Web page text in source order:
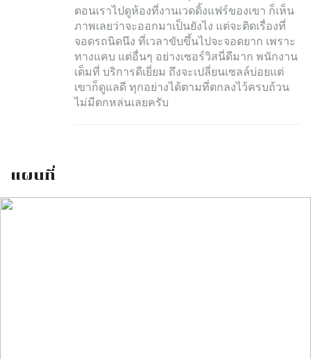
ตอนเราไปดูห้องที่งานเวดดิ้งแฟร์ของเขา ก็เห็น
ภาพเลยว่าจะออกมาเป็นยังไง แต่จะติดเรื่องที่
จอดรถนิดนึง ที่เวลาขับขึ้นไปจะจอดยาก เพราะ
ทางแคบ แต่อื่นๆ อย่างเซอร์วิสนี่ดีมาก พนักงาน
เต็มที่ บริการดีเยี่ยม ถึงจะเปลี่ยนเซลล์บ่อยแต่
เขาก็ดูแลดี ทุกอย่างได้ตามที่ตกลงไว้ครบถ้วน
ไม่มีตกหล่นเลยครับ
แผนที่